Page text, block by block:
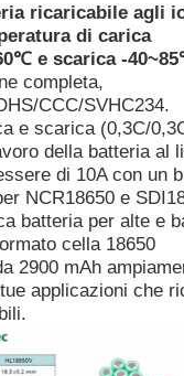
ricaricabile agli
di carica
e scarica -
completa,
CCC/SVHC234.
e scarica (0,3C/
della batteria al
di 10A con un
NCR18650 e
batteria per alte e
cella 18650
2900 mAh
applicazioni che